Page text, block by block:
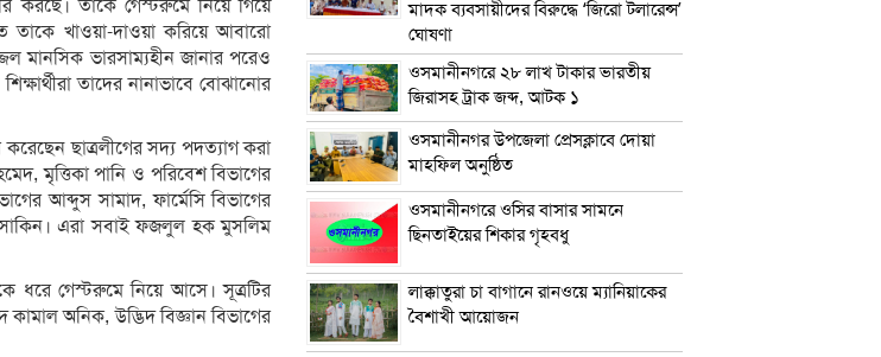
করছে। তাকে গেস্টরুমে নিয়ে গিয়ে
তাকে খাওয়া-দাওয়া করিয়ে আবারো
মানসিক ভারসাম্যহীন জানার পরেও
তাদের নানাভাবে বোঝানোর
ছাত্রলীগের সদ্য পদত্যাগ করা
মৃত্তিকা পানি ও পরিবেশ বিভাগের
আব্দুস সামাদ, ফার্মেসি বিভাগের
সাকিন। এরা সবাই ফজলুল হক মুসলিম
ধরে গেস্টরুমে নিয়ে আসে। সূত্রটির
অনিক, উদ্ভিদ বিজ্ঞান বিভাগের
মাদক ব্যবসায়ীদের বিরুদ্ধে ‘জিরো টলারেন্স’
ঘোষণা
ওসমানীনগরে ২৮ লাখ টাকার ভারতীয়
জিরাসহ ট্রাক জব্দ, আটক ১
ওসমানীনগর উপজেলা প্রেসক্লাবে দোয়া
মাহফিল অনুষ্ঠিত
ওসমানীনগরে ওসির বাসার সামনে
ছিনতাইয়ের শিকার গৃহবধু
লাক্কাতুরা চা বাগানে রানওয়ে ম্যানিয়াকের
বৈশাখী আয়োজন